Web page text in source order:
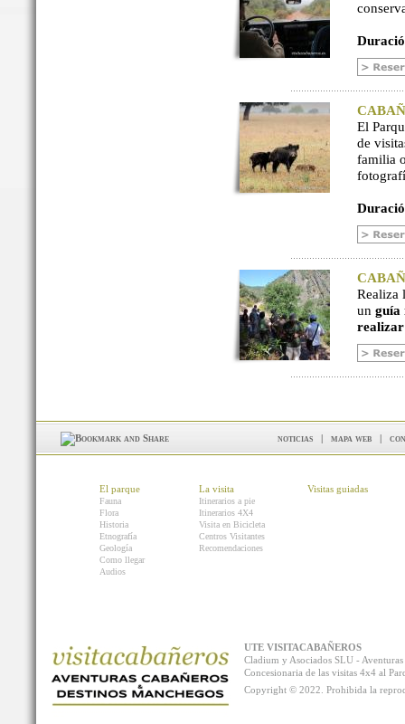
El
de
familia
Realiza
un guía
noticias | mapa web |
El parque
Fauna
Flora
Historia
Etnografía
Geología
Como llegar
Audios
La visita
Itinerarios a pie
Itinerarios 4X4
Visita en Bicicleta
Centros Visitantes
Recomendaciones
Visitas guiadas
UTE VISITACABAÑEROS
Cladium y Asociados SLU -
Concesionaria de las visitas 4x4 al
Copyright © 2022. Prohibida la